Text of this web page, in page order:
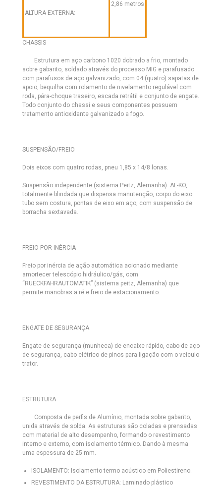
ALTURA EXTERNA:
2,86 metros
CHASSIS
Estrutura em aço carbono 1020 dobrado a frio, montado
sobre gabarito, soldado através do processo MIG e parafusado
com parafusos de aço galvanizado, com 04 (quatro) sapatas de
apoio, bequilha com rolamento de nivelamento regulável com
roda, pára-choque traseiro, escada retrátil e conjunto de engate.
Todo conjunto do chassi e seus componentes possuem
tratamento antioxidante galvanizado a fogo.
SUSPENSÃO/FREIO
Dois eixos com quatro rodas, pneu 1,85 x 14/8 lonas.
Suspensão independente (sistema Peitz, Alemanha). AL-KO,
totalmente blindada que dispensa manutenção, corpo do eixo
tubo sem costura, pontas de eixo em aço, com suspensão de
borracha sextavada.
FREIO POR INÉRCIA
Freio por inércia de ação automática acionado mediante
amortecer telescópio hidráulico/gás, com
“RUECKFAHRAUTOMATIK” (sistema peitz, Alemanha) que
permite manobras a ré e freio de estacionamento.
ENGATE DE SEGURANÇA
Engate de segurança (munheca) de encaixe rápido, cabo de aço
de segurança, cabo elétrico de pinos para ligação com o veiculo
trator.
ESTRUTURA
Composta de perfis de Alumínio, montada sobre gabarito,
unida através de solda. As estruturas são coladas e prensadas
com material de alto desempenho, formando o revestimento
interno e externo, com isolamento térmico. Dando à mesma
uma espessura de 25 mm.
ISOLAMENTO: Isolamento termo acústico em Poliestireno.
REVESTIMENTO DA ESTRUTURA: Laminado plástico